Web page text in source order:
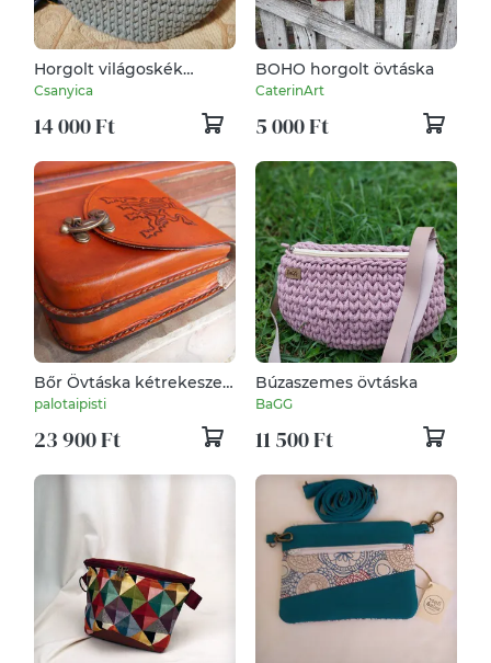
Horgolt világoskék
övtáska
Csanyica
14 000 Ft
BOHO horgolt övtáska
CaterinArt
5 000 Ft
Bőr Övtáska kétrekeszes
"bika mintával" mogyoró
barna
palotaipisti
23 900 Ft
Búzaszemes övtáska
BaGG
11 500 Ft